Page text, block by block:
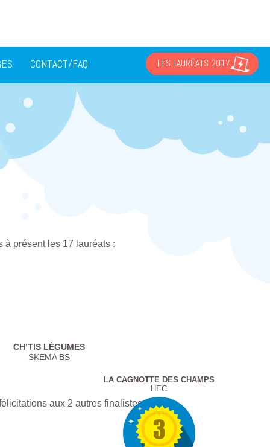
CONTACT/FAQ LES LAURÉATS 2017
à présent les 17 lauréats :
CH’TIS LÉGUMES
SKEMA BS
aux 2 autres finalistes
LA CAGNOTTE DES CHAMPS
HEC